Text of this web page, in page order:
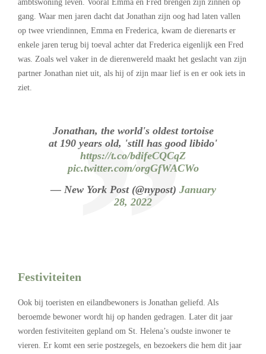
ambtswoning leven. Vooral Emma en Fred brengen zijn zinnen op
gang. Waar men jaren dacht dat Jonathan zijn oog had laten vallen
op twee vriendinnen, Emma en Frederica, kwam de dierenarts er
enkele jaren terug bij toeval achter dat Frederica eigenlijk een Fred
was. Zoals wel vaker in de dierenwereld maakt het geslacht van zijn
partner Jonathan niet uit, als hij of zijn maar lief is en er ook iets in
ziet.
Jonathan, the world's oldest tortoise
at 190 years old, 'still has good libido'
https://t.co/bdifeCQCqZ
pic.twitter.com/orgGfWACWo
— New York Post (@nypost) January
28, 2022
Festiviteiten
Ook bij toeristen en eilandbewoners is Jonathan geliefd. Als
beroemde bewoner wordt hij op handen gedragen. Later dit jaar
worden festiviteiten gepland om St. Helena’s oudste inwoner te
vieren. Er komt een serie postzegels, en bezoekers die hem dit jaar